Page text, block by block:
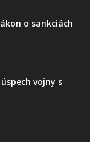
o sankciách
vojny s